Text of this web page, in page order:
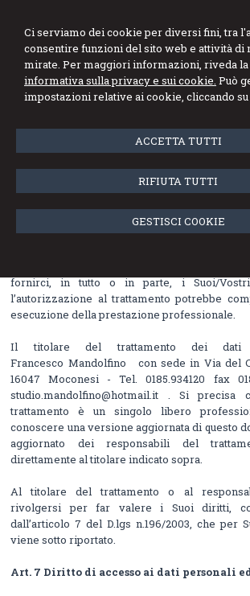
Ci serviamo dei cookie per diversi fini, tra
consentire funzioni del sito web e attività di
mirate. Per maggiori informazioni, riveda
informativa sulla privacy e sui cookie. Può
impostazioni relative ai cookie, cliccando
ACCETTA TUTTI
RIFIUTA TUTTI
GESTISCI COOKIE
Dott.
Mandolfino
Esperto Contabile - Revisore dei Conti
INFORMATIVA SULLA
n. 196/2003)
cartacei ed anche con l’ausilio di strumenti
idonee a garantire la sicurezza e riservatezza
fornirci, in tutto o in parte, i Suoi/
l’autorizzazione al trattamento potrebbe
esecuzione della prestazione professionale.
Il titolare del trattamento dei
Francesco Mandolfino con sede in Via del
16047 Moconesi - Tel. 0185.934120 fax
studio.mandolfino@hotmail.it . Si
trattamento è un singolo libero
conoscere una versione aggiornata di questo
aggiornato dei responsabili del
direttamente al titolare indicato sopra.
Al titolare del trattamento o al
rivolgersi per far valere i Suoi diritti,
dall’articolo 7 del D.lgs n.196/2003, che per
viene sotto riportato.
Art. 7 Diritto di accesso ai dati personali